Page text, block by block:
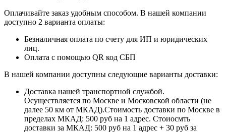
Оплачивайте заказ удобным способом. В нашей компании
доступно 2 варианта оплаты:
Безналичная оплата по счету для ИП и юридических
лиц.
Оплата с помощью QR код СБП
В нашей компании доступны следующие варианты доставки:
Доставка нашей транспортной службой.
Осуществляется по Москве и Московской области (не
далее 50 км от МКАД).Стоимость доставки по Москве в
пределах МКАД: 500 руб на 1 адрес. Стоиосмть
доставки за МКАД: 500 руб на 1 адрес + 30 руб за